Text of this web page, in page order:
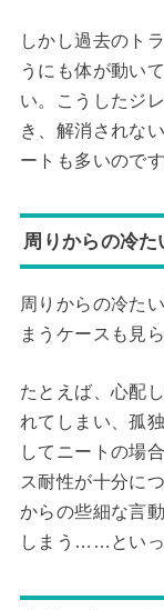
しかし過去のト
うにも体が動い
い。こうしたジ
き、解消されな
ートも多いのです
周りからの冷た
周りからの冷た
まうケースも見
たとえば、心配
れてしまい、孤
してニートの場
ス耐性が十分に
からの些細な言
しまう……といっ